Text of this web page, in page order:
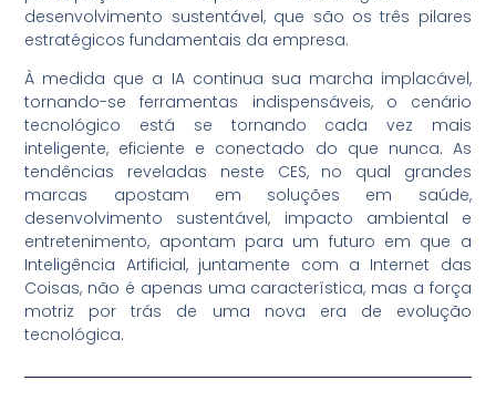
desenvolvimento sustentável, que são os três pilares
estratégicos fundamentais da empresa.
À medida que a IA continua sua marcha implacável,
tornando-se ferramentas indispensáveis, o cenário
tecnológico está se tornando cada vez mais
inteligente, eficiente e conectado do que nunca. As
tendências reveladas neste CES, no qual grandes
marcas apostam em soluções em saúde,
desenvolvimento sustentável, impacto ambiental e
entretenimento, apontam para um futuro em que a
Inteligência Artificial, juntamente com a Internet das
Coisas, não é apenas uma característica, mas a força
motriz por trás de uma nova era de evolução
tecnológica.